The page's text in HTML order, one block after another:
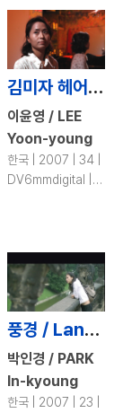
김미자 헤어살롱 / Mi-ja\'s Beauty Parlor
이윤영 / LEE
Yoon-young
한국 | 2007 | 34 |
DV6mmdigital |
풍경 / Landscape
박인경 / PARK
In-kyoung
한국 | 2007 | 23 |